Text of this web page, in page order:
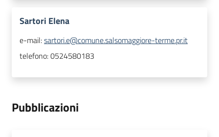
Sartori Elena
e-mail:sartori.e@comune.salsomaggiore-terme.pr.it
telefono:0524580183
Pubblicazioni